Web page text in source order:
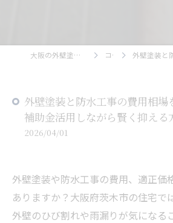
大阪の外壁塗装ならエンタープライズ コラム 外壁塗装と防水工事の費用
外壁塗装と防水工事の費用相場
補助金活用しながら賢く抑える
2026/04/01
外壁塗装や防水工事の費用、適正価
ありますか？大阪府茨木市の住宅で
外壁のひび割れや雨漏りが気になる